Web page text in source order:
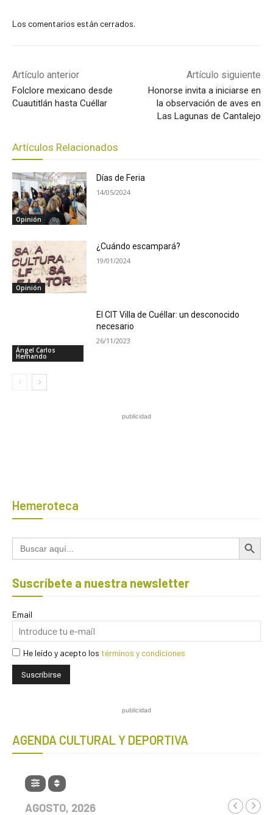
Los comentarios están cerrados.
Artículo anterior
Folclore mexicano desde
Cuautitlán hasta Cuéllar
Artículo siguiente
Honorse invita a iniciarse en
la observación de aves en
Las Lagunas de Cantalejo
Artículos Relacionados
Opinión
Días de Feria
14/05/2024
Opinión
¿Cuándo escampará?
19/01/2024
Ángel Carlos
Hernando
El CIT Villa de Cuéllar: un desconocido
necesario
26/11/2023
publicidad
Hemeroteca
Buscar: Botón de
Suscríbete a nuestra newsletter
Email
He leído y acepto los términos y condiciones
publicidad
AGENDA CULTURAL Y DEPORTIVA
AGOSTO, 2026